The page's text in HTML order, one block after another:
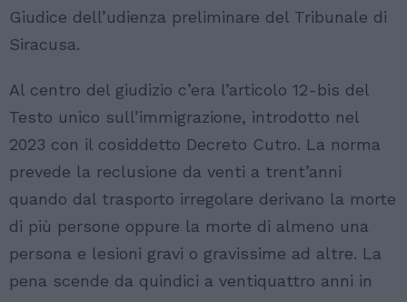
Giudice dell’udienza preliminare del Tribunale di
Siracusa.
Al centro del giudizio c’era l’articolo 12-bis del
Testo unico sull’immigrazione, introdotto nel
2023 con il cosiddetto Decreto Cutro. La norma
prevede la reclusione da venti a trent’anni
quando dal trasporto irregolare derivano la morte
di più persone oppure la morte di almeno una
persona e lesioni gravi o gravissime ad altre. La
pena scende da quindici a ventiquattro anni in